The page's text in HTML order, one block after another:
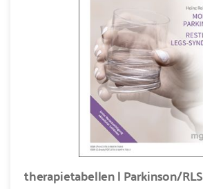
therapietabellen | Parkinson/RLS